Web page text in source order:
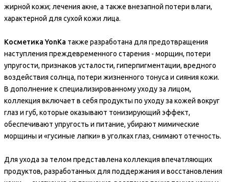
жирной кожи; лечения акне, а также внезапной потери влаги,
характерной для сухой кожи лица.
Косметика YonKa также разработана для предотвращения
наступления преждевременного старения - морщин, потери
упругости, признаков усталости, гиперпигментации, вредного
воздействия солнца, потери жизненного тонуса и сияния кожи.
В дополнение к специализированному уходу за лицом,
коллекция включает в себя продукты по уходу за кожей вокруг
глаз и губ, которые оказывают тонизирующий эффект,
обеспечивают упругость и питание, убирают мимические
морщины и «гусиные лапки» в уголках глаз, снимают отечность.
Для ухода за телом представлена коллекция впечатляющих
продуктов, разработанных для поддержания и восстановления